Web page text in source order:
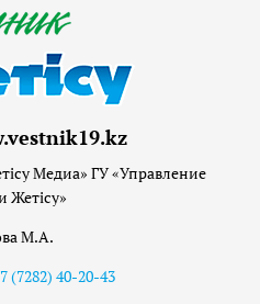
Медиа» ГУ «Управление
Жетісу»
М.А.
(7282) 40-20-43